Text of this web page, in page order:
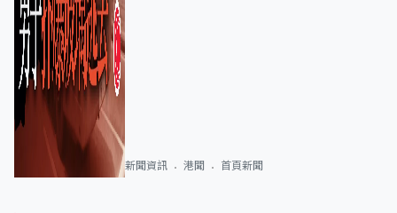
新聞資訊 港聞 首頁新聞